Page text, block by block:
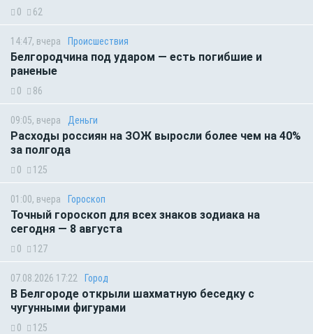
0 62
14:47, вчера Происшествия
Белгородчина под ударом — есть погибшие и
раненые
0 86
09:05, вчера Деньги
Расходы россиян на ЗОЖ выросли более чем на 40%
за полгода
0 125
01:00, вчера Гороскоп
Точный гороскоп для всех знаков зодиака на
сегодня — 8 августа
0 127
07.08.2026 17:22 Город
В Белгороде открыли шахматную беседку с
чугунными фигурами
0 125